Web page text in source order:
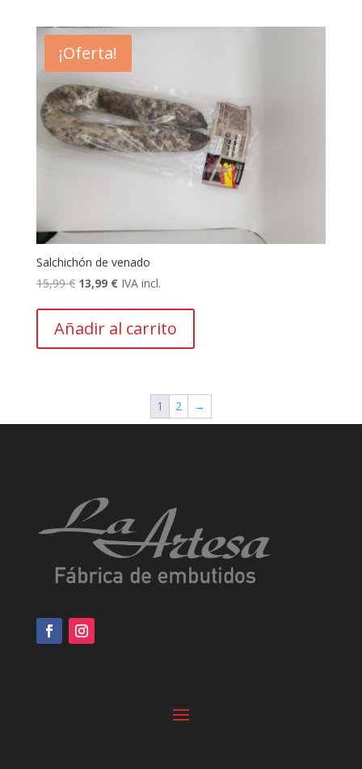
¡Oferta!
Salchichón de venado
15,99€ El
original
era:
13,99 €El
actual
es:
IVA incl.
Añadir al carrito
1 2 →